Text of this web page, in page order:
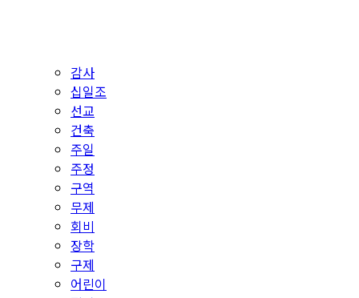
감사
십일조
선교
건축
주일
주정
구역
무제
회비
장학
구제
어린이